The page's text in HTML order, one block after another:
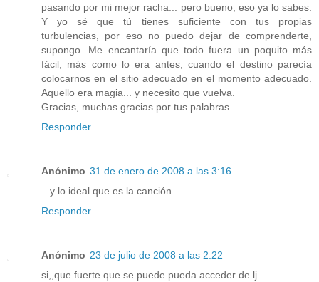
pasando por mi mejor racha... pero bueno, eso ya lo sabes.
Y yo sé que tú tienes suficiente con tus propias
turbulencias, por eso no puedo dejar de comprenderte,
supongo. Me encantaría que todo fuera un poquito más
fácil, más como lo era antes, cuando el destino parecía
colocarnos en el sitio adecuado en el momento adecuado.
Aquello era magia... y necesito que vuelva.
Gracias, muchas gracias por tus palabras.
Responder
Anónimo 31 de enero de 2008 a las 3:16
...y lo ideal que es la canción...
Responder
Anónimo 23 de julio de 2008 a las 2:22
si,,que fuerte que se puede pueda acceder de lj.